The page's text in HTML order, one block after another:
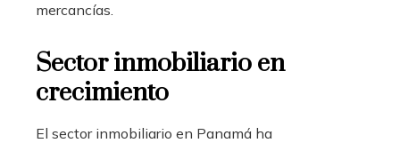
mercancías.
Sector inmobiliario en
crecimiento
El sector inmobiliario en Panamá ha